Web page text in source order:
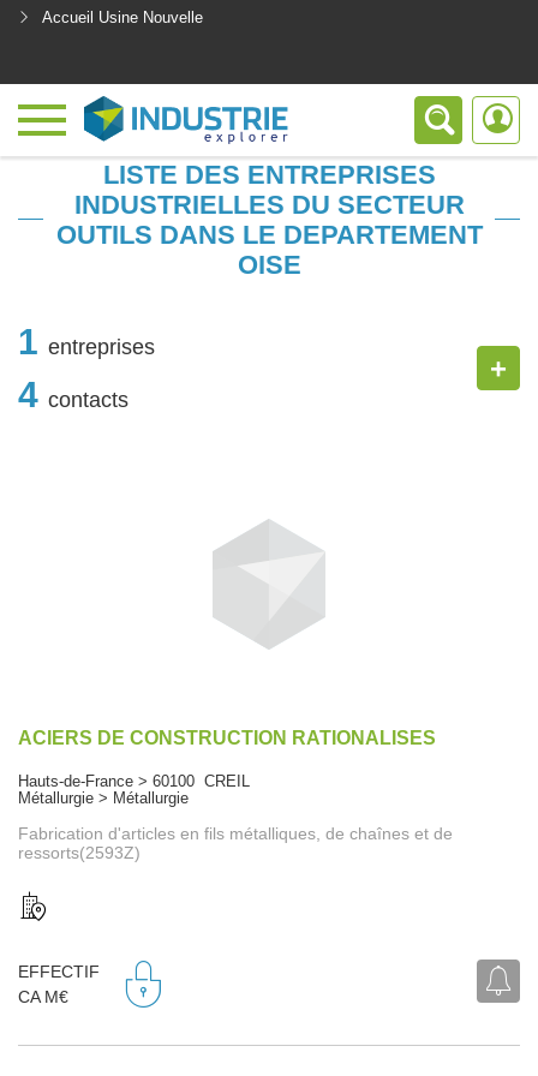
Accueil Usine Nouvelle
LISTE DES ENTREPRISES
INDUSTRIELLES DU SECTEUR
OUTILS DANS LE DEPARTEMENT
OISE
1 entreprises
4 contacts
+
ACIERS DE CONSTRUCTION RATIONALISES
Hauts-de-France > 60100 CREIL
Métallurgie > Métallurgie
Fabrication d'articles en fils métalliques, de chaînes et de
ressorts(2593Z)
EFFECTIF
CA M€